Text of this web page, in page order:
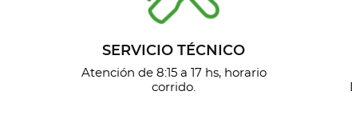
SERVICIO TÉCNICO
Atención de 8:15 a 17 hs, horario
corrido.